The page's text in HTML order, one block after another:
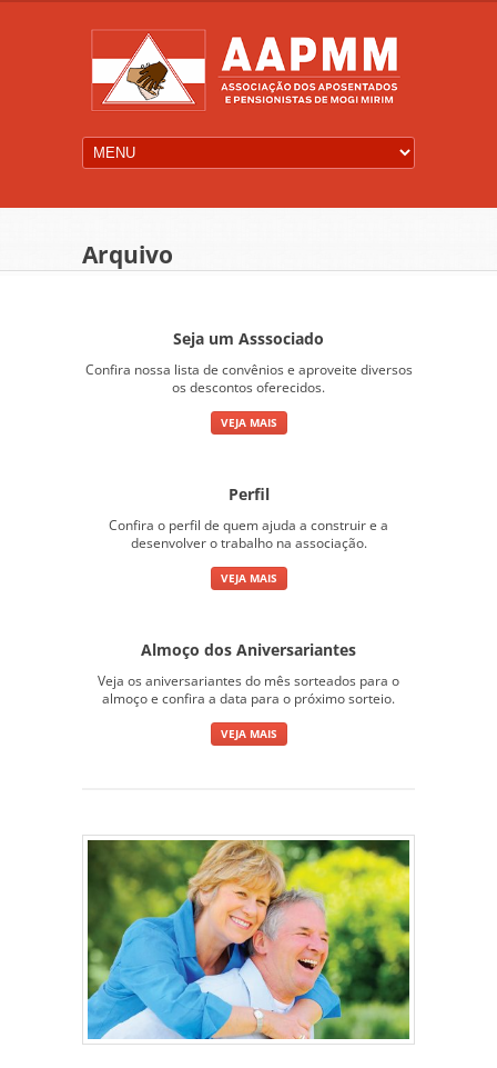
Arquivo
Seja um Asssociado
Confira nossa lista de convênios e aproveite diversos
os descontos oferecidos.
VEJA MAIS
Perfil
Confira o perfil de quem ajuda a construir e a
desenvolver o trabalho na associação.
VEJA MAIS
Almoço dos Aniversariantes
Veja os aniversariantes do mês sorteados para o
almoço e confira a data para o próximo sorteio.
VEJA MAIS